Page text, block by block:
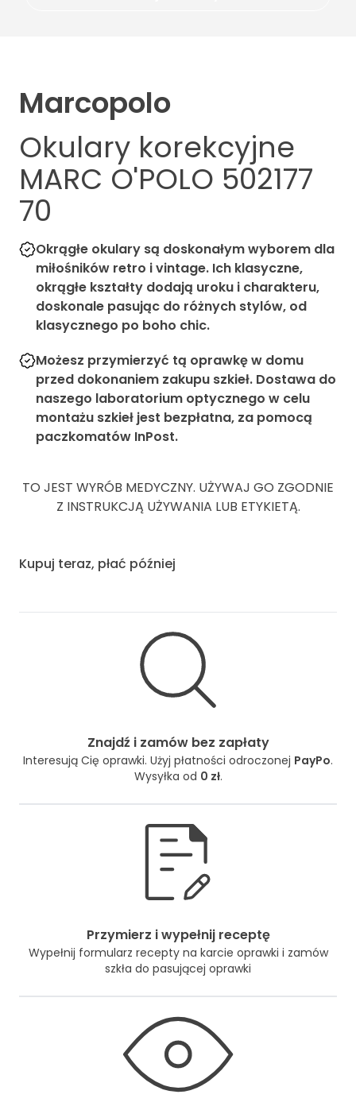
Marcopolo
Okulary korekcyjne
MARC O'POLO 502177
70
Okrągłe okulary są doskonałym wyborem dla
miłośników retro i vintage. Ich klasyczne,
okrągłe kształty dodają uroku i charakteru,
doskonale pasując do różnych stylów, od
klasycznego po boho chic.
Możesz przymierzyć tą oprawkę w domu
przed dokonaniem zakupu szkieł. Dostawa do
naszego laboratorium optycznego w celu
montażu szkieł jest bezpłatna, za pomocą
paczkomatów InPost.
TO JEST WYRÓB MEDYCZNY. UŻYWAJ GO ZGODNIE
Z INSTRUKCJĄ UŻYWANIA LUB ETYKIETĄ.
Kupuj teraz, płać później
Znajdź i zamów bez zapłaty
Interesują Cię oprawki. Użyj płatności odroczonej PayPo.
Wysyłka od 0 zł.
Przymierz i wypełnij receptę
Wypełnij formularz recepty na karcie oprawki i zamów
szkła do pasującej oprawki